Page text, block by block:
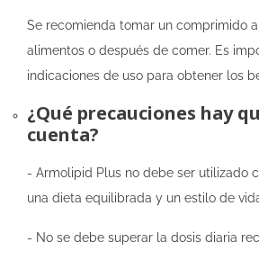
Se recomienda tomar un comprimido
alimentos o después de comer. Es
indicaciones de uso para obtener los
¿Qué precauciones hay
cuenta?
- Armolipid Plus no debe ser utilizado
una dieta equilibrada y un estilo de
- No se debe superar la dosis diaria